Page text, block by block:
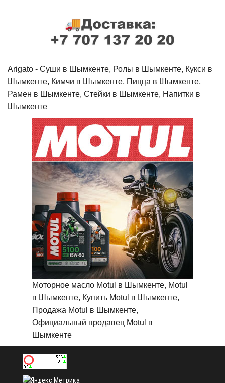
Arigato - Cуши в Шымкенте, Ролы в Шымкенте, Кукси в
Шымкенте, Кимчи в Шымкенте, Пицца в Шымкенте,
Рамен в Шымкенте, Стейки в Шымкенте, Напитки в
Шымкенте
Моторное масло Motul в Шымкенте, Motul
в Шымкенте, Купить Motul в Шымкенте,
Продажа Motul в Шымкенте,
Официальный продавец Motul в
Шымкенте